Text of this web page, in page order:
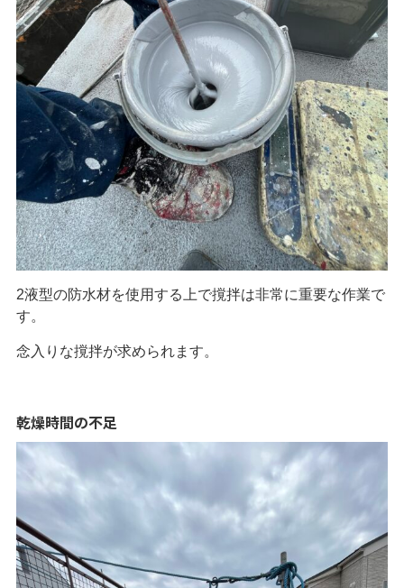
2液型の防水材を使用する上で撹拌は非常に重要な作業で
す。
念入りな撹拌が求められます。
乾燥時間の不足